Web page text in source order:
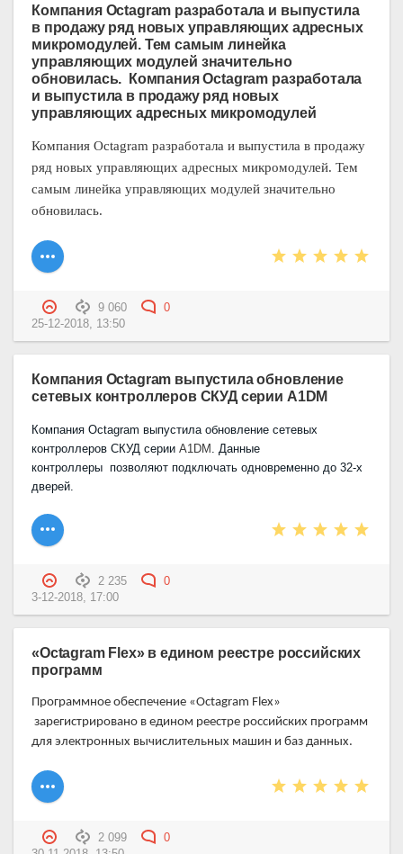
Компания Octagram разработала и выпустила
в продажу ряд новых управляющих адресных
микромодулей. Тем самым линейка
управляющих модулей значительно
обновилась. Компания Octagram разработала
и выпустила в продажу ряд новых
управляющих адресных микромодулей
Компания Octagram разработала и выпустила в продажу
ряд новых управляющих адресных микромодулей. Тем
самым линейка управляющих модулей значительно
обновилась.
9 060
0
25-12-2018, 13:50
Компания Octagram выпустила обновление
сетевых контроллеров СКУД серии A1DM
Компания Octagram выпустила обновление сетевых
контроллеров СКУД серии A1 DM . Данные
контроллеры позволяют подключать одновременно до 32-х
дверей.
2 235
0
3-12-2018, 17:00
«Octagram Flex» в едином реестре российских
программ
Программное обеспечение «Octagram Flex»
зарегистрировано в едином реестре российских программ
для электронных вычислительных машин и баз данных.
2 099
0